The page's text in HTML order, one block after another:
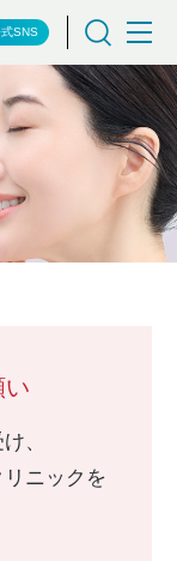
SNS
い
、
ニックを